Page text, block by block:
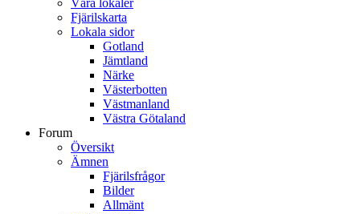
Fjärilskarta
Lokala sidor
Gotland
Jämtland
Närke
Västerbotten
Västmanland
Västra Götaland
Forum
Översikt
Ämnen
Fjärilsfrågor
Bilder
Allmänt